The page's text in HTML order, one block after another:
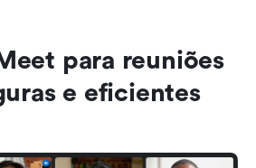
para reuniões
e eficientes